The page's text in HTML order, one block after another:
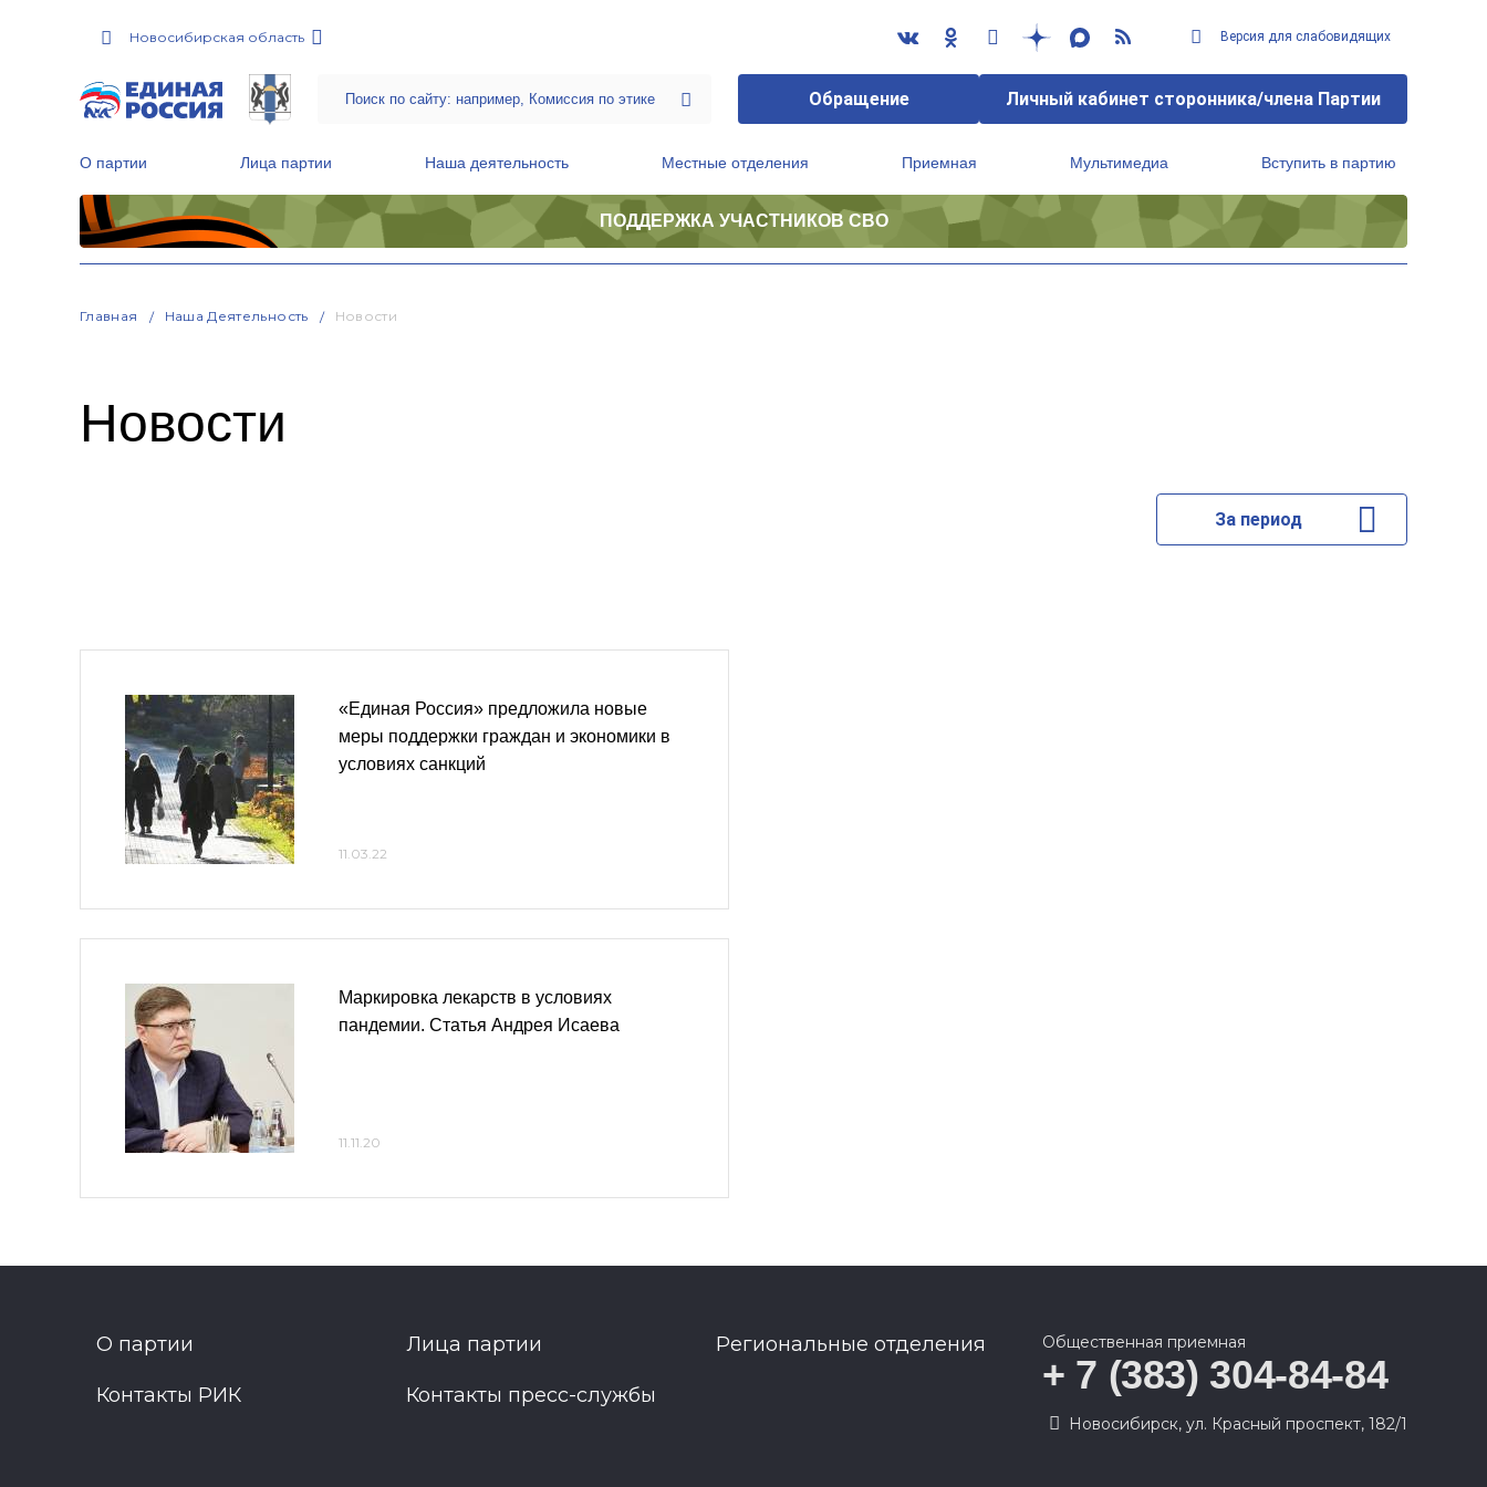
Новосибирская область Версия для слабовидящих
Обращение Личный кабинет сторонника/члена Партии
О партии Лица партии Наша деятельность Местные отделения Приемная Мультимедиа Вступить в партию
ПОДДЕРЖКА УЧАСТНИКОВ СВО
Главная Наша Деятельность Новости
Новости
За период
«Единая Россия» предложила новые
меры поддержки граждан и экономики в
условиях санкций
11.03.22
Маркировка лекарств в условиях
пандемии. Статья Андрея Исаева
11.11.20
О партии Лица партии Региональные отделения
Контакты РИК Контакты пресс-службы
Общественная приемная
+ 7 (383) 304-84-84
Новосибирск, ул. Красный проспект, 182/1